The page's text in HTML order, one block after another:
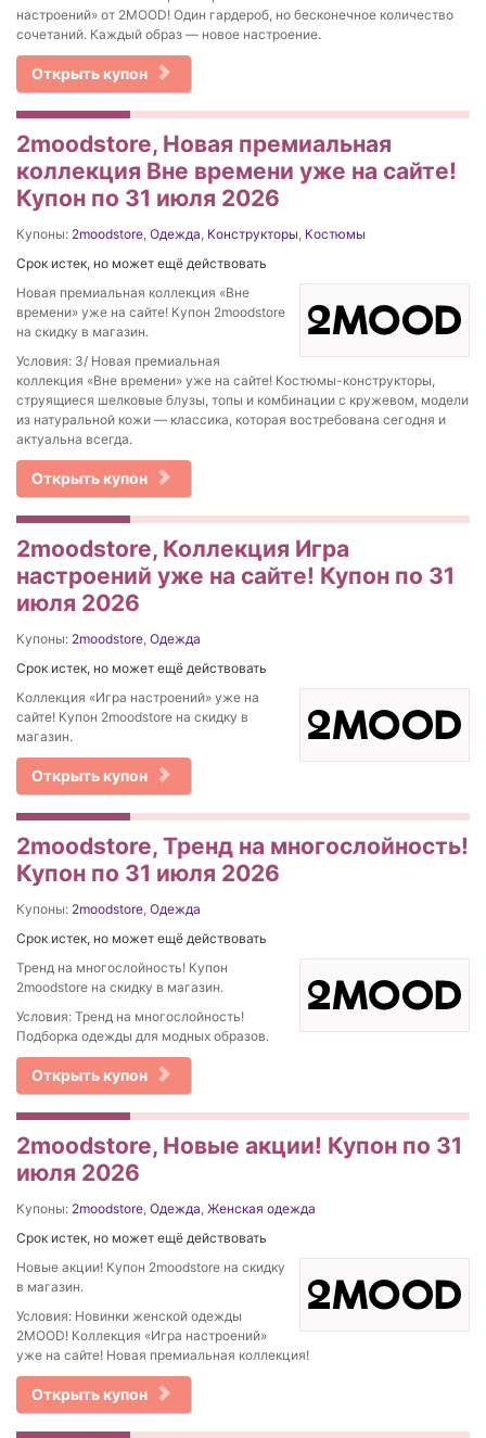
настроений» от 2MOOD! Один гардероб, но бесконечное количество
сочетаний. Каждый образ — новое настроение.
Открыть купон
2moodstore, Новая премиальная
коллекция Вне времени уже на сайте!
Купон по 31 июля 2026
Купоны: 2moodstore, Одежда, Конструкторы, Костюмы
Срок истек, но может ещё действовать
Новая премиальная коллекция «Вне
времени» уже на сайте! Купон 2moodstore
на скидку в магазин.
Условия: 3/ Новая премиальная
коллекция «Вне времени» уже на сайте! Костюмы-конструкторы,
струящиеся шелковые блузы, топы и комбинации с кружевом, модели
из натуральной кожи — классика, которая востребована сегодня и
актуальна всегда.
Открыть купон
2moodstore, Коллекция Игра
настроений уже на сайте! Купон по 31
июля 2026
Купоны: 2moodstore, Одежда
Срок истек, но может ещё действовать
Коллекция «Игра настроений» уже на
сайте! Купон 2moodstore на скидку в
магазин.
Открыть купон
2moodstore, Тренд на многослойность!
Купон по 31 июля 2026
Купоны: 2moodstore, Одежда
Срок истек, но может ещё действовать
Тренд на многослойность! Купон
2moodstore на скидку в магазин.
Условия: Тренд на многослойность!
Подборка одежды для модных образов.
Открыть купон
2moodstore, Новые акции! Купон по 31
июля 2026
Купоны: 2moodstore, Одежда, Женская одежда
Срок истек, но может ещё действовать
Новые акции! Купон 2moodstore на скидку
в магазин.
Условия: Новинки женской одежды
2MOOD! Коллекция «Игра настроений»
уже на сайте! Новая премиальная коллекция!
Открыть купон